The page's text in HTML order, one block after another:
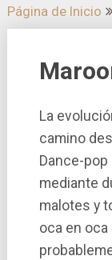
Página de Inicio
La
camino
Dance-
mediante
malotes y
oca en oca